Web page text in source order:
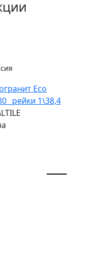
Eco
_рейки 1\38,4